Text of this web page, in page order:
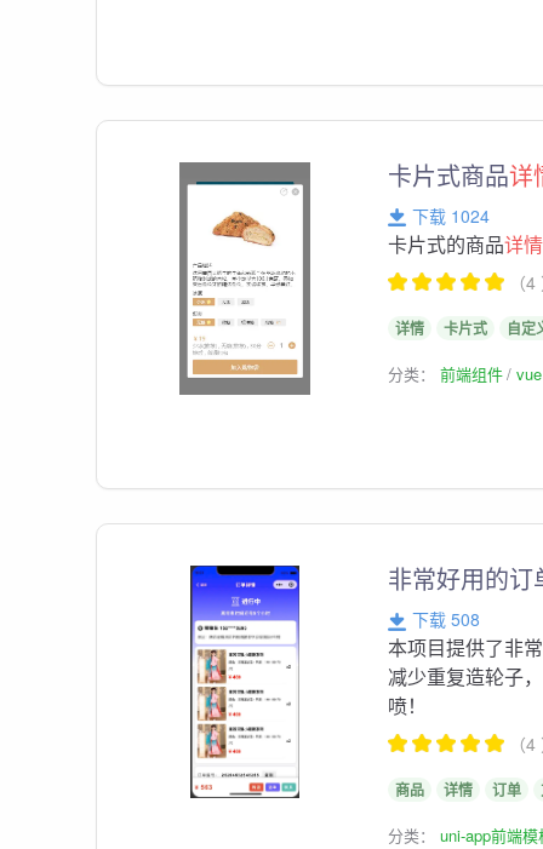
卡片式商品详
下载 1024
卡片式的商品详情
（
详情 卡片式 自定
分类：前端组件
非常好用的订
下载 508
本项目提供了非
减少重复造轮子
喷！
（
商品 详情 订单
分类：uni-app前端模